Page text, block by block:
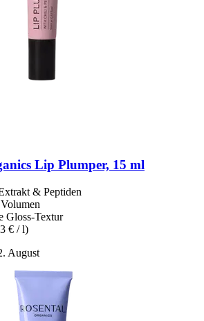
Lip Plumper, 15 ml
& Peptiden
Gloss-Textur
€ / l)
August